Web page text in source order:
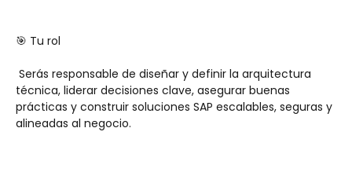
🎯 Tu rol
Serás responsable de diseñar y definir la arquitectura
técnica, liderar decisiones clave, asegurar buenas
prácticas y construir soluciones SAP escalables, seguras y
alineadas al negocio.